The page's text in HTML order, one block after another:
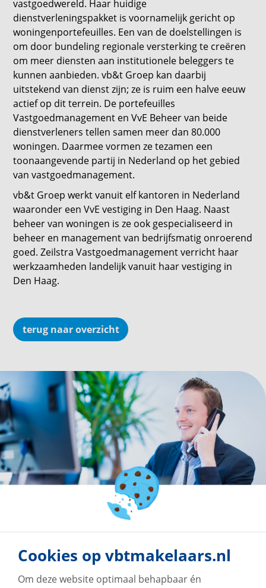
vastgoedwereld. Haar huidige
dienstverleningspakket is voornamelijk gericht op
woningenportefeuilles. Een van de doelstellingen is
om door bundeling regionale versterking te creëren
om meer diensten aan institutionele beleggers te
kunnen aanbieden. vb&t Groep kan daarbij
uitstekend van dienst zijn; ze is ruim een halve eeuw
actief op dit terrein. De portefeuilles
Vastgoedmanagement en VvE Beheer van beide
dienstverleners tellen samen meer dan 80.000
woningen. Daarmee vormen ze tezamen een
toonaangevende partij in Nederland op het gebied
van vastgoedmanagement.
vb&t Groep werkt vanuit elf kantoren in Nederland
waaronder een VvE vestiging in Den Haag. Naast
beheer van woningen is ze ook gespecialiseerd in
beheer en management van bedrijfsmatig onroerend
goed. Zeilstra Vastgoedmanagement verricht haar
werkzaamheden landelijk vanuit haar vestiging in
Den Haag.
terug naar overzicht
Cookies op vbtmakelaars.nl
Om deze website optimaal behapbaar én